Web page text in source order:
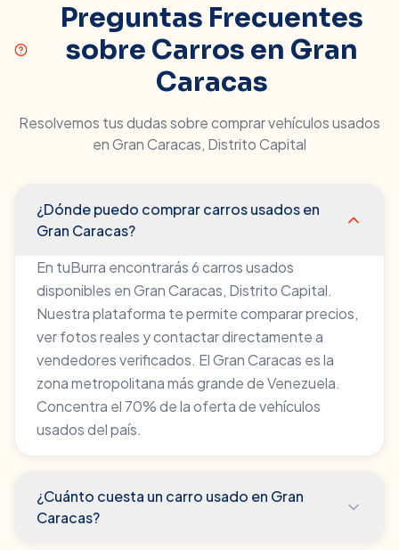
Preguntas Frecuentes
sobre Carros en Gran
Caracas
Resolvemos tus dudas sobre comprar vehículos usados
enGran Caracas, Distrito Capital
¿Dónde puedo comprar carros usados en
Gran Caracas?
En tuBurra encontrarás 6 carros usados
disponibles en Gran Caracas, Distrito Capital.
Nuestra plataforma te permite comparar precios,
ver fotos reales y contactar directamente a
vendedores verificados. El Gran Caracas es la
zona metropolitana más grande de Venezuela.
Concentra el 70% de la oferta de vehículos
usados del país.
¿Cuánto cuesta un carro usado en Gran
Caracas?